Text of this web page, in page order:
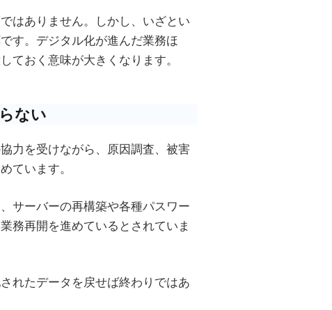
はありません。しかし、いざとい
す。デジタル化が進んだ業務ほ
ておく意味が大きくなります。
ない
力を受けながら、原因調査、被害
ています。
サーバーの再構築や各種パスワー
務再開を進めているとされていま
れたデータを戻せば終わりではあ